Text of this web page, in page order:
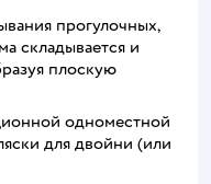
прогулочных,
складывается и
плоскую
одноместной
для двойни (или